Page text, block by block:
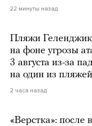
22 минуты назад
Пляжи
на фоне угрозы
3 августа из-за
на один из
2 часа назад
«Верстка»: после